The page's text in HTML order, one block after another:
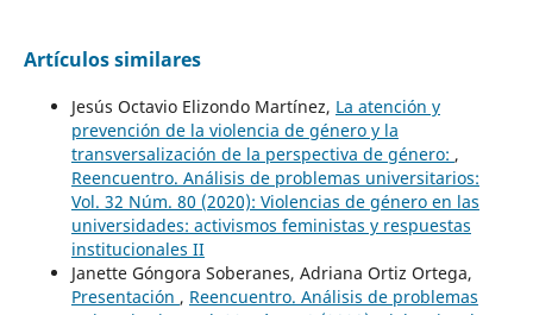
Artículos similares
Jesús Octavio Elizondo Martínez, La atención y
prevención de la violencia de género y la
transversalización de la perspectiva de género: ,
Reencuentro. Análisis de problemas universitarios:
Vol. 32 Núm. 80 (2020): Violencias de género en las
universidades: activismos feministas y respuestas
institucionales II
Janette Góngora Soberanes, Adriana Ortiz Ortega,
Presentación , Reencuentro. Análisis de problemas